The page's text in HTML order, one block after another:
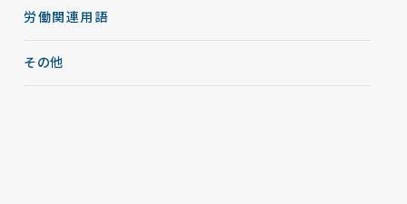
労働関連用語
その他